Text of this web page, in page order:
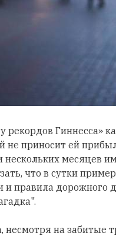
рекордов Гиннесса»
не приносит ей
месяцев
что в сутки
и правила дорожного
на забитые